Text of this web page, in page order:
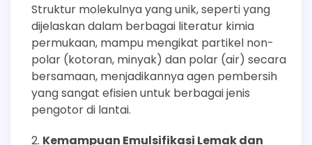
Struktur molekulnya yang unik, seperti yang
dijelaskan dalam berbagai literatur kimia
permukaan, mampu mengikat partikel non-
polar (kotoran, minyak) dan polar (air) secara
bersamaan, menjadikannya agen pembersih
yang sangat efisien untuk berbagai jenis
pengotor di lantai.
Kemampuan Emulsifikasi Lemak dan